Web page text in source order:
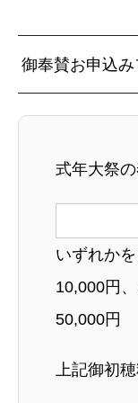
御奉賛お申込み
式年大祭
いずれか
10,000円
50,000円
上記御初